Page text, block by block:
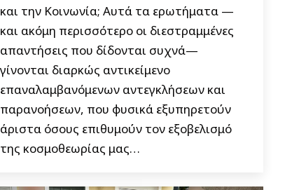
και την Κοινωνία; Αυτά τα ερωτήματα —
και ακόμη περισσότερο οι διεστραμμένες
απαντήσεις που δίδονται συχνά—
γίνονται διαρκώς αντικείμενο
επαναλαμβανόμενων αντεγκλήσεων και
παρανοήσεων, που φυσικά εξυπηρετούν
άριστα όσους επιθυμούν τον εξοβελισμό
της κοσμοθεωρίας μας…